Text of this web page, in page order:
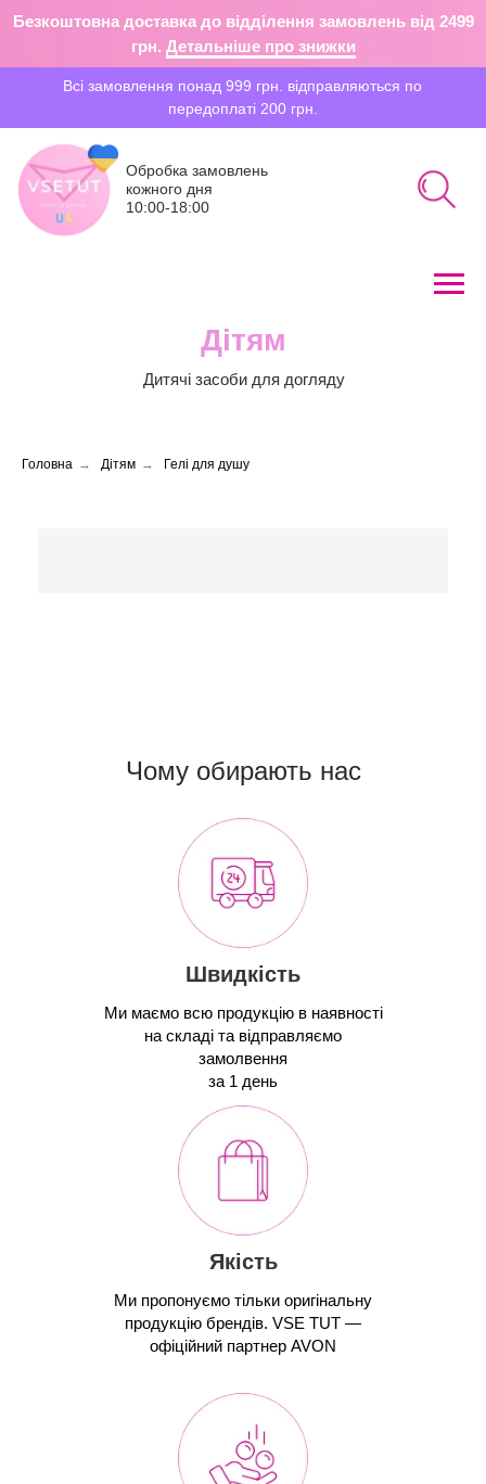
Безкоштовна доставка до відділення замовлень від 2499
Детальніше про знижки
Всі замовлення понад 999 грн. відправляються по
Обробка замовлень
10:00-18:00
Дітям
Дитячі засоби для догляду
Головна → Дітям → Гелі для душу
Ми пропонуємо тільки оригінальну
продукцію брендів. VSE TUT —
офіційний партнер AVON
Ми маємо всю продукцію в наявності
на складі та відправляємо
замолвення
за 1 день
Якість
Швидкість
Чому обирають нас